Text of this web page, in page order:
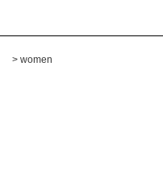
> women